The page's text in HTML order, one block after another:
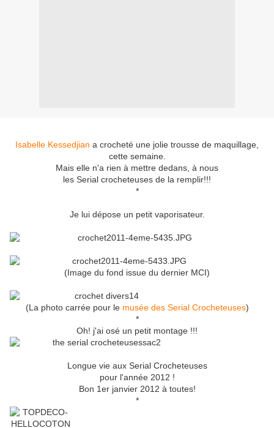
Isabelle Kessedjian a crocheté une jolie trousse de maquillage,
cette semaine.
Mais elle n'a rien à mettre dedans, à nous
les Serial crocheteuses de la remplir!!!
*
Je lui dépose un petit vaporisateur.
(Image du fond issue du dernier MCI)
(La photo carrée pour le musée des Serial Crocheteuses)
*
Oh! j'ai osé un petit montage !!!
Longue vie aux Serial Crocheteuses
pour l'année 2012 !
Bon 1er janvier 2012 à toutes!
*